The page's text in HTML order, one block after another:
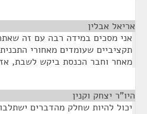
אריאל אבלין
אני מסכים במידה רבה עם זה
תקציביים שעומדים מאחורי
מאחר וחבר הכנסת ביקש לשבת,
היו"ר יצחק וקנין
יכול להיות שחלק מהדברים